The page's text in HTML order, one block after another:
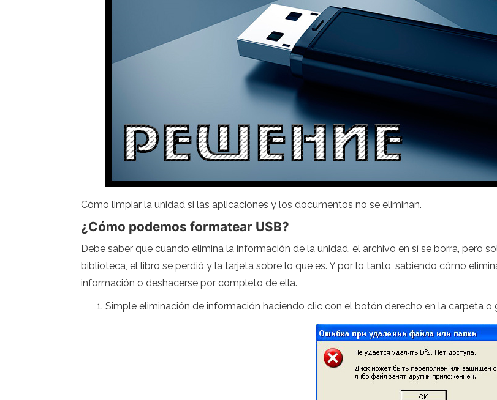
Cómo limpiar la unidad si las aplicaciones y los documentos no se eliminan.
¿Cómo podemos formatear USB?
Debe saber que cuando elimina la información de la unidad, el archivo en sí se borra, pero
biblioteca, el libro se perdió y la tarjeta sobre lo que es. Y por lo tanto, sabiendo cómo
información o deshacerse por completo de ella.
Simple eliminación de información haciendo clic con el botón derecho en la carpeta o